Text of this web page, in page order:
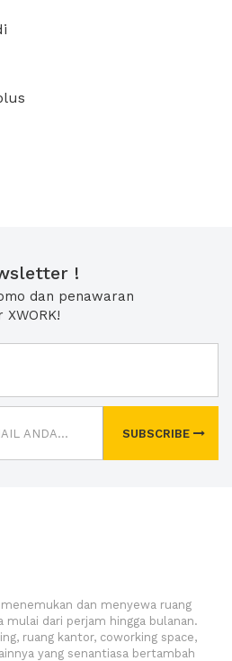
!
dan penawaran
SUBSCRIBE
dan menyewa ruang
mulai dari perjam hingga bulanan.
ruang kantor, coworking space,
yang senantiasa bertambah